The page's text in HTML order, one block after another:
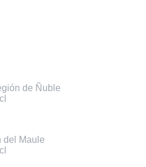
de Ñuble
del Maule